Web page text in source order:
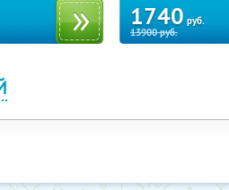
1740 руб.
13900руб.